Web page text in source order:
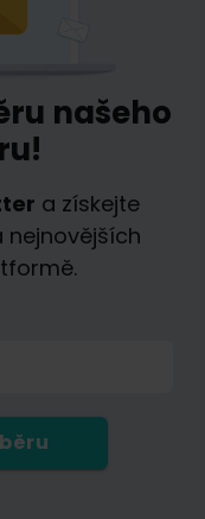
našeho
a získejte